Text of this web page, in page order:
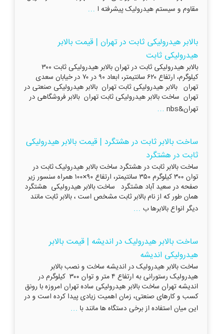
مقاوم و سیستم هیدرولیک پیشرفته ا ...
بالابر هیدرولیکی ثابت در تهران | قیمت بالابر
هیدرولیکی ثابت
بالابر هیدرولیکی ثابت در تهران بالابر هیدرولیکی ثابت ۳۰۰
کیلوگرم، ارتفاع ۶۲۰ سانتیمتر، ابعاد ۹۰ در ۷۰ در خیابان سعدی
تهران بالابر هیدرولیکی ثابت تهران بالابر هیدرولیکی صنعتی در
تهران ساخت بالابر هیدرولیکی ثابت تهران بالابر فروشگاهی در
تهران&nbs
...
ساخت بالابر ثابت در هشتگرد | قیمت بالابر هیدرولیکی
ثابت در هشتگرد
ساخت بالابر ثابت در هشتگرد ساخت بالابر هیدرولیک ثابت در
توان ۳۰۰ کیلوگرم ۳۵۰ سانتیمتر، ارتفاع ۹۰×۱۰۰ همراه سنسور زیر
صفحه در سعید آباد هشتگرد ساخت بالابر هیدرولیکی هشتگرد
همان طور که از نام بالابر ثابت مشخص است ، بالابر ثابت مانند
دیگر انواع بالابرها ب ...
ساخت بالابر هیدرولیک در اندیشه | قیمت بالابر
هیدرولیکی اندیشه
ساخت بالابر هیدرولیک در اندیشه ساخت و نصب بالابر
هیدرولیک رستورانی به ارتفاع ۴ متر و توان ۳۰۰ کیلوگرم در
اندیشه تهران ساخت بالابر هیدرولیکی ساده تهران امروزه با رونق
کسب و کارهای صنعتی، زمان اهمیت زیادی پیدا کرده است و در
این میان استفاده از برخی دستگاه ها مانند با ...